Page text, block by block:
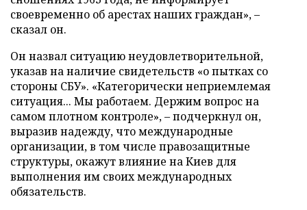
своевременно об арестах наших граждан», –
сказал он.
Он назвал ситуацию неудовлетворительной,
указав на наличие свидетельств «о пытках со
стороны СБУ». «Категорически неприемлемая
ситуация... Мы работаем. Держим вопрос на
самом плотном контроле», – подчеркнул он,
выразив надежду, что международные
организации, в том числе правозащитные
структуры, окажут влияние на Киев для
выполнения им своих международных
обязательств.